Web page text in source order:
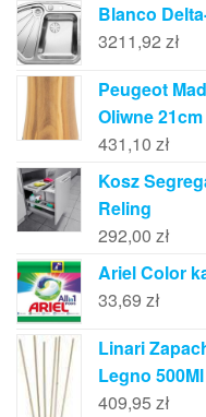
Blanco
3211,92 zł
Peugeot
Oliwne
431,10 zł
Kosz
Reling
292,00 zł
Ariel Color
33,69 zł
Linari
Legno 500Ml
409,95 zł